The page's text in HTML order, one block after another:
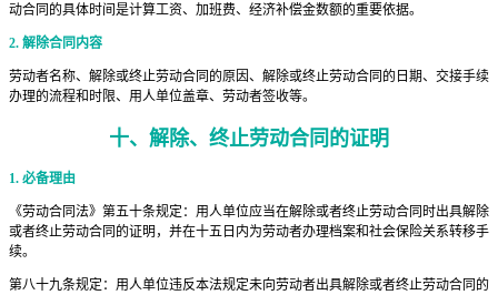
动合同的具体时间是计算工资、加班费、经济补偿金数额的重要依据。
2. 解除合同内容
劳动者名称、解除或终止劳动合同的原因、解除或终止劳动合同的日期、交接手续
办理的流程和时限、用人单位盖章、劳动者签收等。
十、 解除、终止劳动合同的证明
1. 必备理由
《劳动合同法》第五十条规定：用人单位应当在解除或者终止劳动合同时出具解除
或者终止劳动合同的证明，并在十五日内为劳动者办理档案和社会保险关系转移手
续。
第八十九条规定：用人单位违反本法规定未向劳动者出具解除或者终止劳动合同的